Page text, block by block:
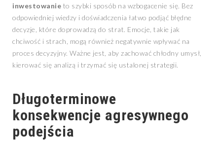
inwestowanie to szybki sposób na wzbogacenie się. Bez
odpowiedniej wiedzy i doświadczenia łatwo podjąć błędne
decyzje, które doprowadzą do strat. Emocje, takie jak
chciwość i strach, mogą również negatywnie wpływać na
proces decyzyjny. Ważne jest, aby zachować chłodny umysł,
kierować się analizą i trzymać się ustalonej strategii.
Długoterminowe
konsekwencje agresywnego
podejścia